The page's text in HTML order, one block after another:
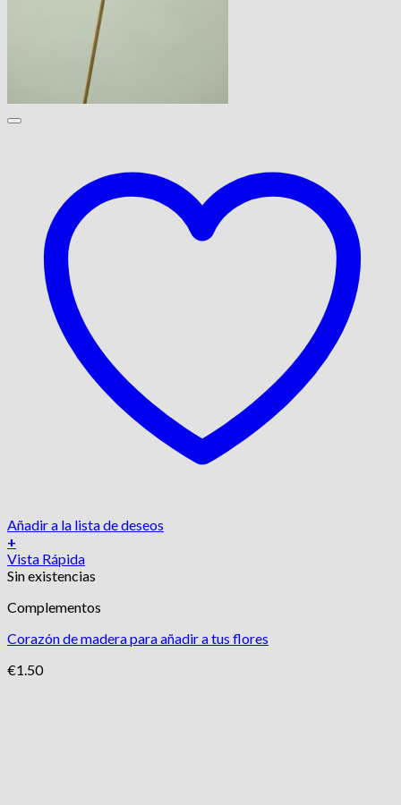
Añadir a la lista de deseos
+
Vista Rápida
Sin existencias
Complementos
Corazón de madera para añadir a tus flores
€1.50